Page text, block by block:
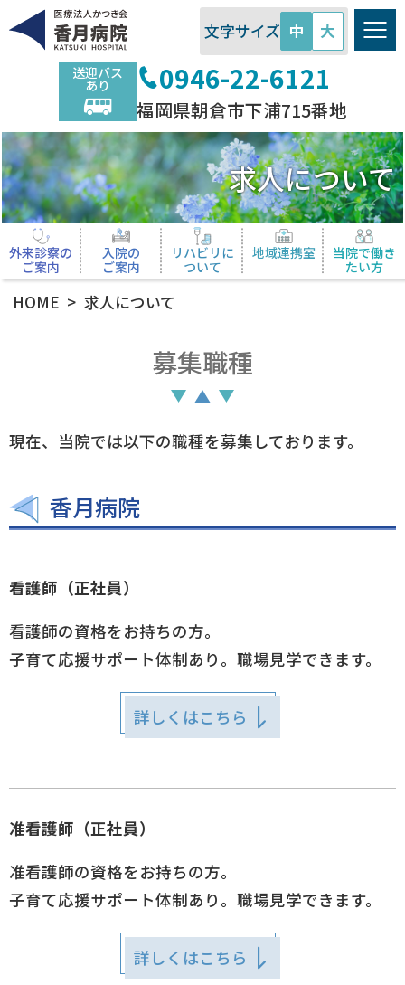
医療法人かつき会 香月病院
送迎バス
あり 0946-22-6121
福岡県朝倉市下浦715番地
文字サイズ 中 大
求人について
外来診察の
ご案内
入院の
ご案内
リハビリに
ついて
地域連携室
当院で働き
たい方
HOME 求人について
募集職種
現在、当院では以下の職種を募集しております。
香月病院
看護師（正社員）
看護師の資格をお持ちの方。
子育て応援サポート体制あり。職場見学できます。
詳しくはこちら
准看護師（正社員）
准看護師の資格をお持ちの方。
子育て応援サポート体制あり。職場見学できます。
詳しくはこちら